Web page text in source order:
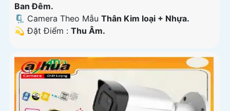
Ban Ðêm.
🗜️ Camera Theo Mẫu Thân Kim loại + Nhựa.
️💫 Đặt Điểm : Thu Âm.